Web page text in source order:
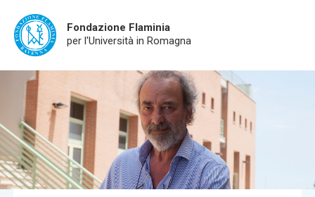
content
Fondazione Flaminia
per l'Università in Romagna